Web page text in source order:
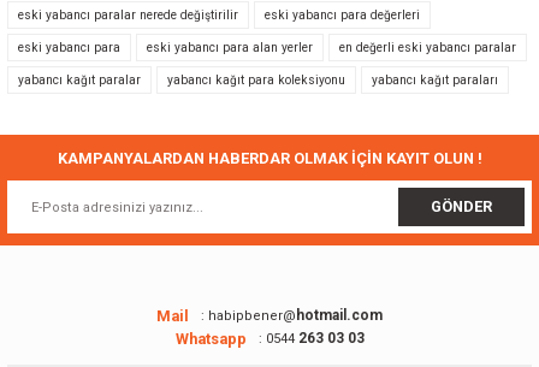
Ürün resmi kalitesiz, bozuk veya görüntülenemiyor.
Ürün açıklamasında eksik bilgiler bulunuyor.
Ürün fiyatı diğer sitelerden daha pahalı.
Bu ürüne benzer farklı alternatifler olmalı.
Gönder
eski yabancı paralar nerede değiştirilir eski yabancı para değerleri
eski yabancı para eski yabancı para alan yerler en değerli eski yabancı paralar
yabancı kağıt paralar yabancı kağıt para koleksiyonu yabancı kağıt paraları
KAMPANYALARDAN HABERDAR OLMAK İÇİN KAYIT OLUN !
GÖNDER
Mail : habipbener@ hotmail.com
Whatsapp : 0544263 03 03